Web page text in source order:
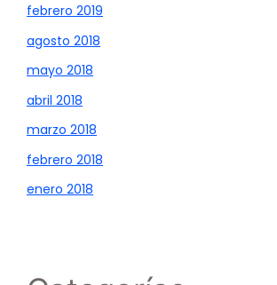
febrero 2019
agosto 2018
mayo 2018
abril 2018
marzo 2018
febrero 2018
enero 2018